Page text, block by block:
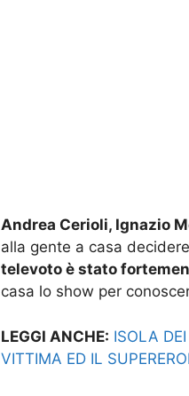
Andrea Cerioli, Ignazio
alla gente a casa
televoto è stato
casa lo show per
LEGGI ANCHE: ISOLA
VITTIMA ED IL